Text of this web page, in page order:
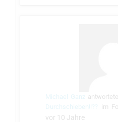
Michael Ganz
Durchschieben!!??
im
vor 10 Jahre